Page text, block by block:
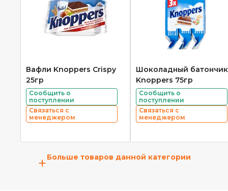
Вафли Knoppers Crispy
25гр
Сообщить о
поступлении
Связаться с
менеджером
Шоколадный батончик
Knoppers 75гр
Сообщить о
поступлении
Связаться с
менеджером
+Больше товаров данной категории